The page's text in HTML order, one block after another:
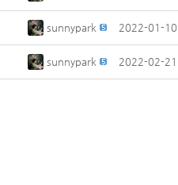
sunnypark 2022-01-10
sunnypark 2022-02-21